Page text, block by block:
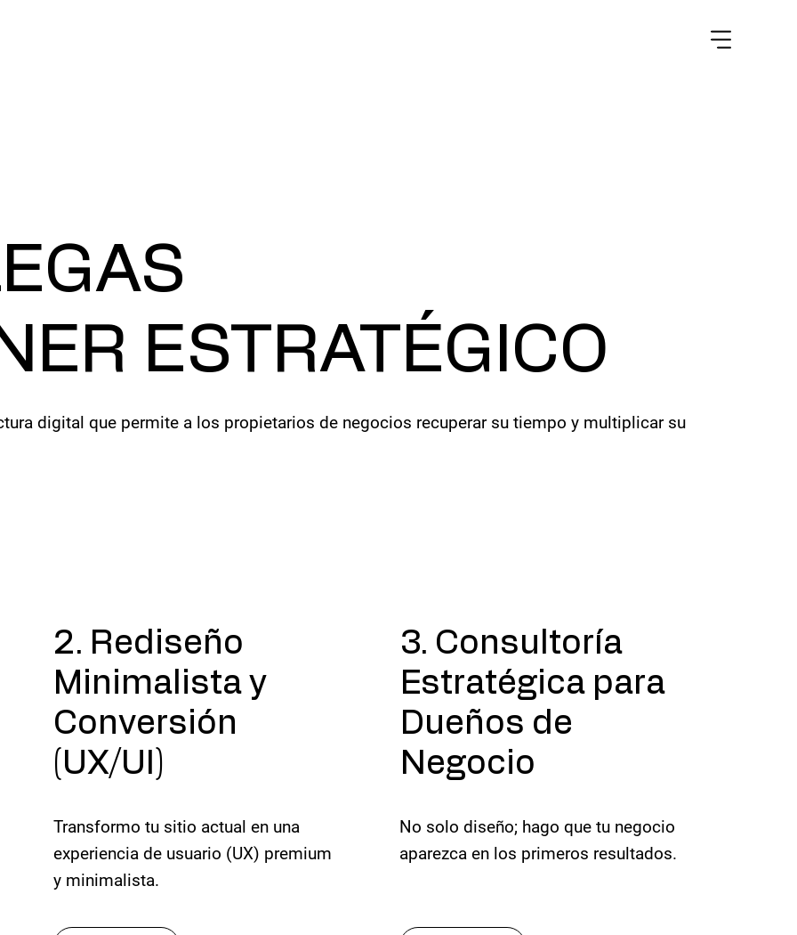
ESTRATÉGICO
digital que permite a los propietarios de negocios recuperar su tiempo y multiplicar su
2. Rediseño
Minimalista y
Conversión
(UX/UI)
Transformo tu sitio actual en una
experiencia de usuario (UX) premium
y minimalista.
3. Consultoría
Estratégica para
Dueños de
Negocio
No solo diseño; hago que tu negocio
aparezca en los primeros resultados.